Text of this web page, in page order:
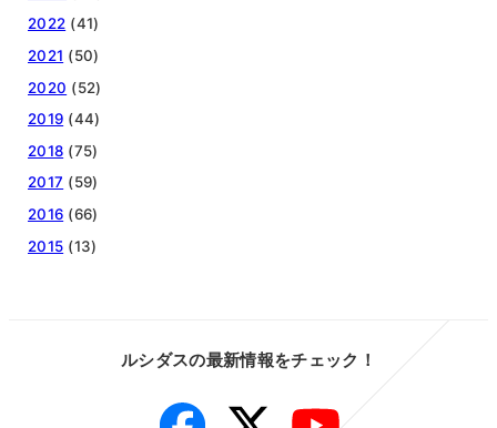
2022 (41)
2021 (50)
2020 (52)
2019 (44)
2018 (75)
2017 (59)
2016 (66)
2015 (13)
ルシダスの最新情報をチェック！
Facebook Twitter YouTube